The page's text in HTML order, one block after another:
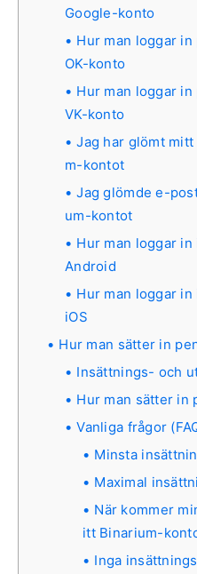
Google-konto
Hur man loggar
OK-konto
Hur man loggar
VK-konto
Jag har glömt
m-kontot
Jag glömde e-
um-kontot
Hur man loggar
Android
Hur man loggar
iOS
Hur man sätter in
Insättnings- och
Hur man sätter in
Vanliga frågor
Minsta
Maximal
När kommer
itt Binarium-
Inga